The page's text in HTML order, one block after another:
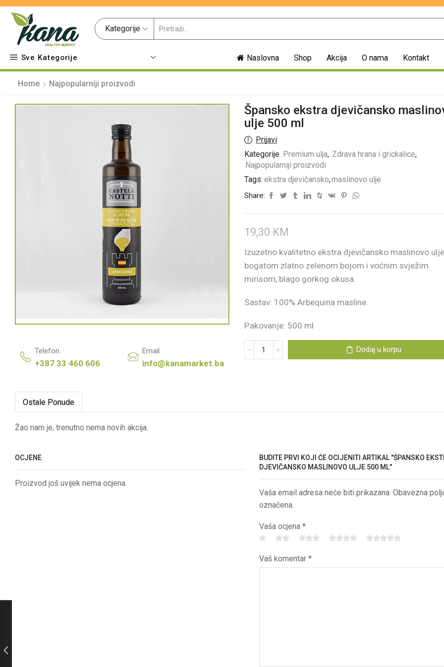
Kategorije
Sve Kategorije Naslovna Shop Akcija O nama Kontakt
Home Najpopularniji proizvodi
Telefon
+387 33 460 606
Email:
info@kanamarket.ba
Špansko ekstra djevičansko
ulje 500 ml
Prijavi
Kategorije Premium ulja, Zdrava hrana i grickalice,
Najpopularniji proizvodi
Tags: ekstra djevičansko,maslinovo ulje
Share:
19,30 KM
Izuzetno kvalitetno ekstra djevičansko maslinovo
bogatom zlatno zelenom bojom i voćnim svježim
mirisom, blago gorkog okusa.
Sastav: 100% Arbequina masline.
Pakovanje: 500 ml
Dodaj u korpu
Ostale Ponude
Žao nam je, trenutno nema novih akcija.
OCJENE
Proizvod još uvijek nema ocjena.
BUDITE PRVI KOJI ĆE OCIJENITI ARTIKAL "ŠPANSKO
DJEVIČANSKO MASLINOVO ULJE 500 ML"
Vaša email adresa neće biti prikazana. Obavezna
označena.
Vaša ocjena *
Vaš komentar *